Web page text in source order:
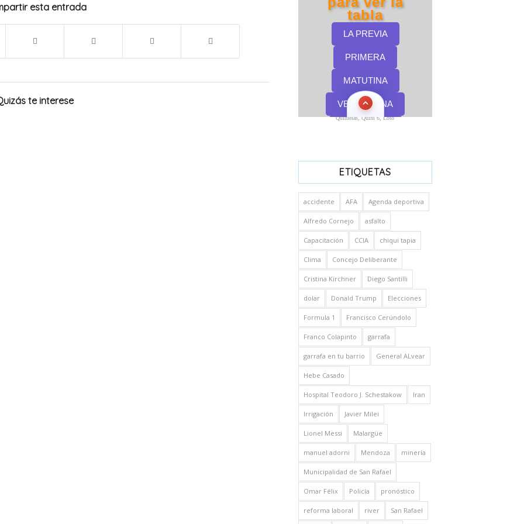
esta entrada
te interese
Quinielas, Quini 6, Loto
ETIQUETAS
accidente AFA Agenda deportiva
Alfredo Cornejo asfalto
Capacitación CCIA chiqui tapia
Clima Concejo Deliberante
Cristina Kirchner Diego Santilli
dolar Donald Trump Elecciones
Formula 1 Francisco Cerúndolo
Franco Colapinto garrafa
garrafa en tu barrio General ALvear
Hebe Casado
Hospital Teodoro J. Schestakow Iran
Irrigación Javier Milei
Lionel Messi Malargüe
manuel adorni Mendoza minería
Municipalidad de San Rafael
Omar Félix Policía pronóstico
reforma laboral river San Rafael